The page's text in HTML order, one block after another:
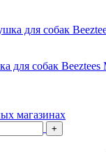
для собак
магазинах
+